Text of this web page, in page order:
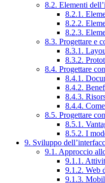
8.2. Elementi
8.2.1.
8.2.2.
8.2.3.
8.3. Progettare e
8.3.1.
8.3.2.
8.4. Progettare
8.4.1.
8.4.2.
8.4.3.
8.4.4.
8.5. Progettare
8.5.1.
8.5.2. I
9. Sviluppo
9.1. Approccio
9.1.1.
9.1.2. Web
9.1.3.